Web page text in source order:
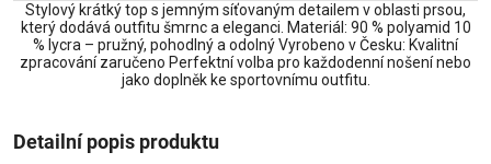
Stylový krátký top s jemným síťovaným detailem v oblasti prsou,
který dodává outfitu šmrnc a eleganci. Materiál: 90 % polyamid 10
% lycra – pružný, pohodlný a odolný Vyrobeno v Česku: Kvalitní
zpracování zaručeno Perfektní volba pro každodenní nošení nebo
jako doplněk ke sportovnímu outfitu.
Detailní popis produktu